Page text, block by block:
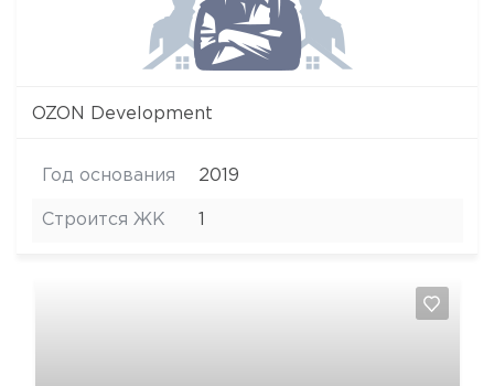
OZON Development
Год основания 2019
Строится ЖК 1